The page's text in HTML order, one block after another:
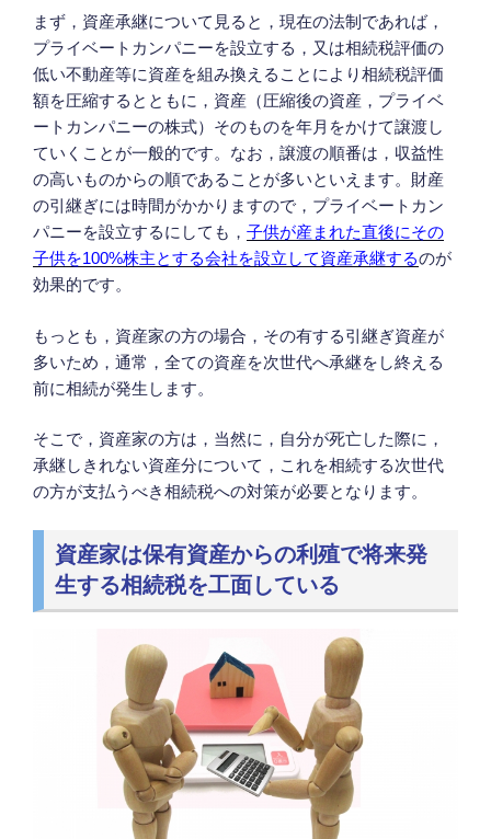
まず，資産承継について見ると，現在の法制であれば，
プライベートカンパニーを設立する，又は相続税評価の
低い不動産等に資産を組み換えることにより相続税評価
額を圧縮するとともに，資産（圧縮後の資産，プライベ
ートカンパニーの株式）そのものを年月をかけて譲渡し
ていくことが一般的です。なお，譲渡の順番は，収益性
の高いものからの順であることが多いといえます。財産
の引継ぎには時間がかかりますので，プライベートカン
パニーを設立するにしても， 子供が産まれた直後にその
子供を100%株主とする会社を設立して資産承継するのが
効果的です。
もっとも，資産家の方の場合，その有する引継ぎ資産が
多いため，通常，全ての資産を次世代へ承継をし終える
前に相続が発生します。
そこで，資産家の方は，当然に，自分が死亡した際に，
承継しきれない資産分について，これを相続する次世代
の方が支払うべき相続税への対策が必要となります。
資産家は保有資産からの利殖で将来発
生する相続税を工面している